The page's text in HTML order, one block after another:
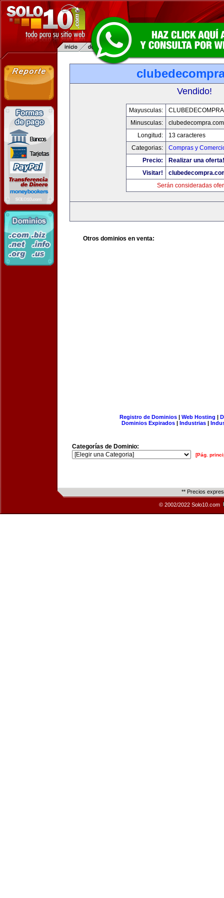
Vendido!
Mayusculas:
Minusculas:
clubedecompra.com
Longitud:
13 caracteres
Categorias:
Compras y
Precio:
Realizar una oferta!
Visitar!
Serán consideradas
Otros dominios en venta:
Registro de Dominios| Web Hosting |
Dominios Expirados | Industrias |
Categorías de Dominio:
[Pág.
** Precios
© 2002/2022 Solo10.com